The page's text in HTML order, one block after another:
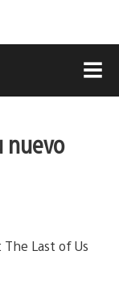
nuevo